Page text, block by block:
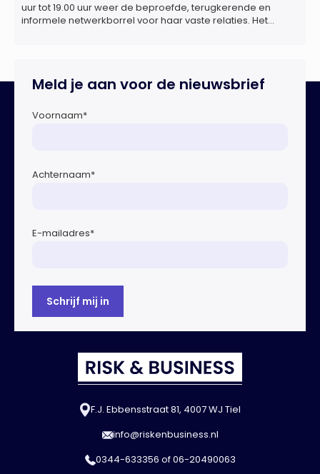
uur tot 19.00 uur weer de beproefde, terugkerende en
informele netwerkborrel voor haar vaste relaties. Het
Meld je aan voor de nieuwsbrief
Voornaam*
Achternaam*
E-mailadres*
F.J. Ebbensstraat 81, 4007 WJ Tiel
info@riskenbusiness.nl
0344-633356 of06-20490063